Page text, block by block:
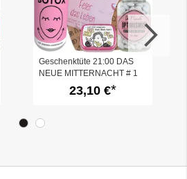
Geschenktüte 21:00 DAS
NEUE MITTERNACHT # 1
23,10 €